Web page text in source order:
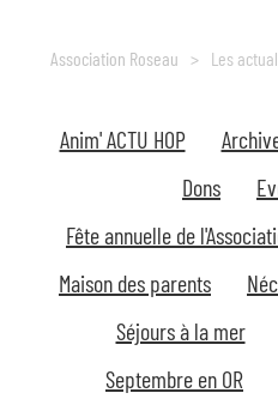
actualités
Association Roseau > Les
Anim' ACTU HOP
Dons
Fête annuelle de
Maison des parents
Séjours à la mer
Septembre en OR